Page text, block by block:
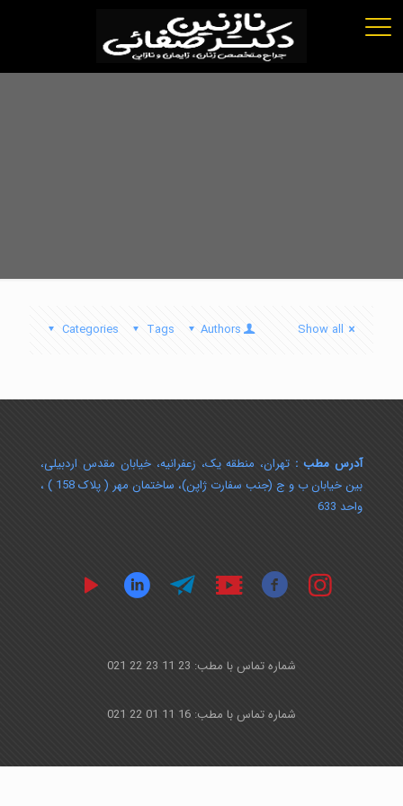
Categories Tags Authors Show all
آدرس مطب : تهران، منطقه یک، زعفرانیه، خیابان مقدس اردبیلی،
بین خیابان ب و ج (جنب سفارت ژاپن)، ساختمان مهر ( پلاک 158 ) ،
واحد 633
شماره تماس با مطب: 23 11 23 22 021
شماره تماس با مطب: 16 11 01 22 021